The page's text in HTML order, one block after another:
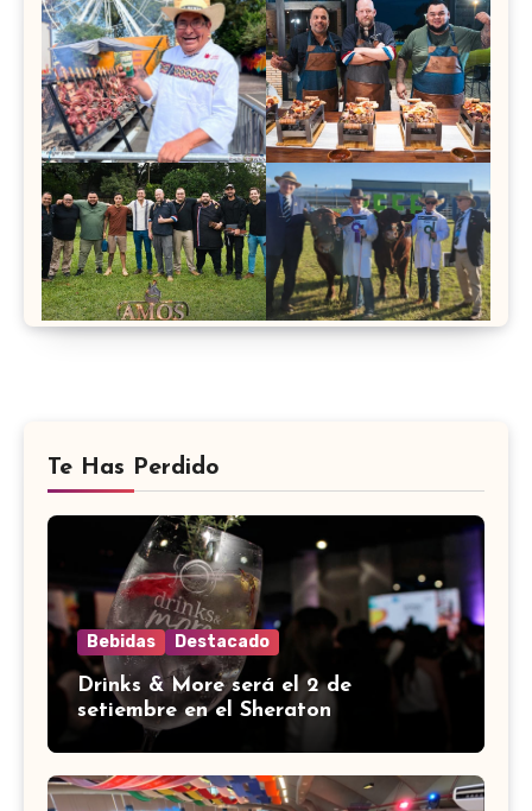
Te Has Perdido
Bebidas Destacado
Drinks & More será el 2 de
setiembre en el Sheraton